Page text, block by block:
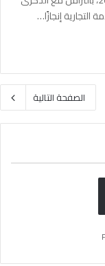
إنجازًا…
الصفحة التالية